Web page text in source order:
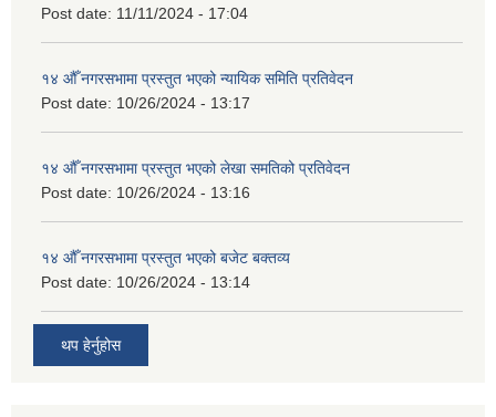
Post date: 11/11/2024 - 17:04
१४ औँ नगरसभामा प्रस्तुत भएको न्यायिक समिति प्रतिवेदन
Post date: 10/26/2024 - 13:17
१४ औँ नगरसभामा प्रस्तुत भएको लेखा समतिको प्रतिवेदन
Post date: 10/26/2024 - 13:16
१४ औँ नगरसभामा प्रस्तुत भएको बजेट बक्तव्य
Post date: 10/26/2024 - 13:14
थप हेर्नुहोस